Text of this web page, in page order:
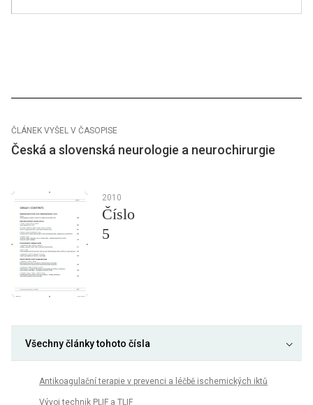
ČLÁNEK VYŠEL V ČASOPISE
Česká a slovenská neurologie a neurochirurgie
2010
Číslo
5
Všechny články tohoto čísla
Antikoagulační terapie v prevenci a léčbě ischemických iktů
Vývoj technik PLIF a TLIF